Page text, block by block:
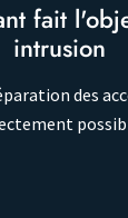
fait
intrusion
des
fait
intrusion
des